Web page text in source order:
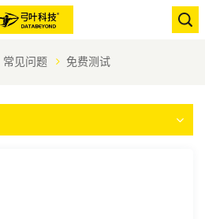
常见问题 免费测试